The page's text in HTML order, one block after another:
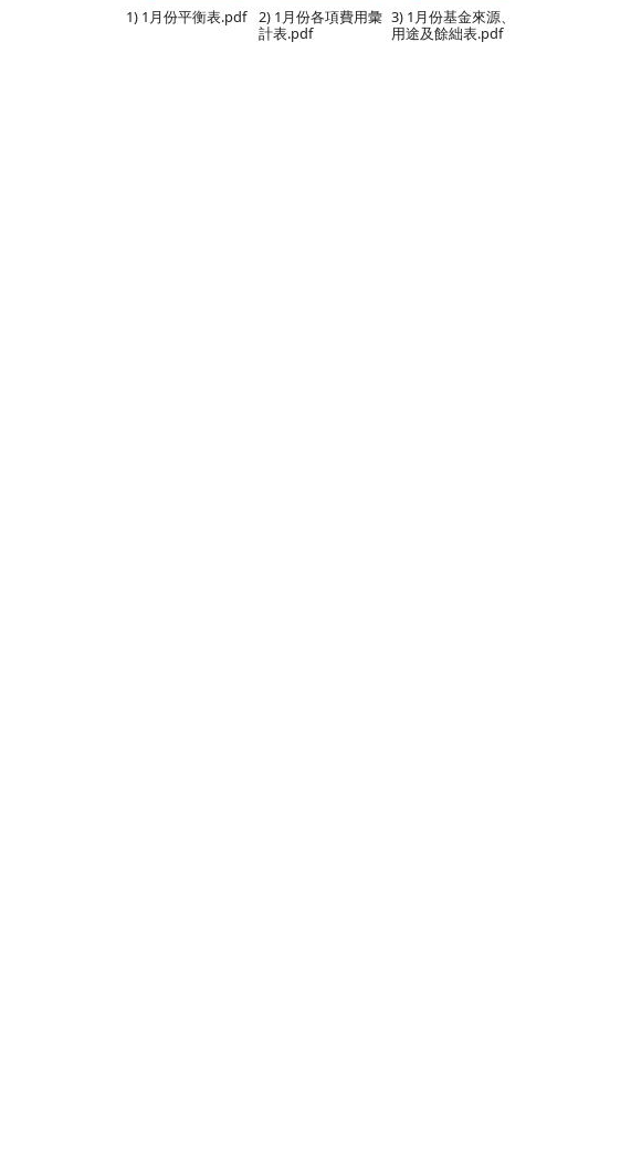
1) 1月份平衡表.pdf
2) 1月份各項費用彙
計表.pdf
3) 1月份基金來源、
用途及餘絀表.pdf